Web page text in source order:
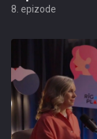
8. epizode